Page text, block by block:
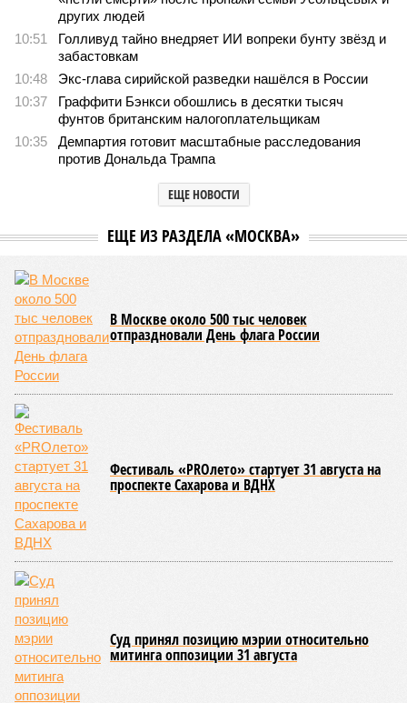
других людей
10:51
Голливуд тайно внедряет ИИ вопреки бунту звёзд и
забастовкам
10:48
Экс-глава сирийской разведки нашёлся в России
10:37
Граффити Бэнкси обошлись в десятки тысяч
фунтов британским налогоплательщикам
10:35
Демпартия готовит масштабные расследования
против Дональда Трампа
ЕЩЕ НОВОСТИ
ЕЩЕ ИЗ РАЗДЕЛА «МОСКВА»
В Москве около 500 тыс человек
отпраздновали День флага России
Фестиваль «PRОлето» стартует 31 августа на
проспекте Сахарова и ВДНХ
Суд принял позицию мэрии относительно
митинга оппозиции 31 августа